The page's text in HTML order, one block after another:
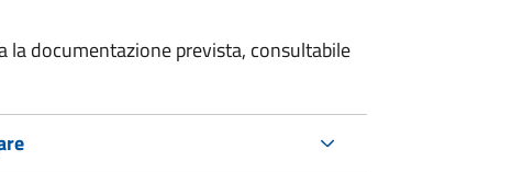
documentazione prevista, consultabile